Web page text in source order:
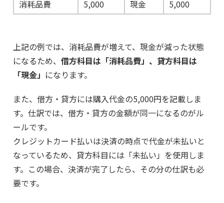
消耗品費
5,000 現金 5,000
上記の例では、消耗品費が増えて、現金が減った状態
になるため、 借方科目は「消耗品費」、貸方科目は
「現金」 になります。
また、借方・貸方には購入代金の5,000円を記載しま
す。仕訳では、借方・貸方の金額が同一になるのがル
ールです。
クレジットカード払いは決済の時点で代金が未払いと
なっているため、貸方科目には「未払い」を使用しま
す。この場合、決済が完了したら、その分の仕訳も必
要です。